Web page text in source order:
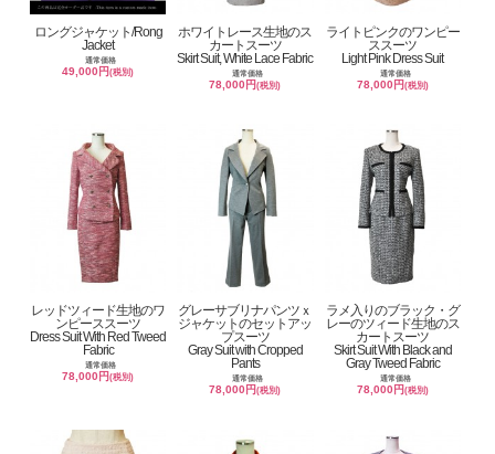
ロングジャケット/Rong
Jacket
通常価格
49,000円(税別)
ホワイトレース生地のス
カートスーツ
Skirt Suit, White Lace Fabric
通常価格
78,000円(税別)
ライトピンクのワンピー
ススーツ
Light Pink Dress Suit
通常価格
78,000円 (税別)
レッドツィード生地のワ
ンピーススーツ
Dress Suit With Red Tweed
Fabric
通常価格
78,000円(税別)
グレーサブリナパンツｘ
ジャケットのセットアッ
プスーツ
Gray Suit with Cropped
Pants
通常価格
78,000円(税別)
ラメ入りのブラック・グ
レーのツィード生地のス
カートスーツ
Skirt Suit With Black and
Gray Tweed Fabric
通常価格
78,000円 (税別)